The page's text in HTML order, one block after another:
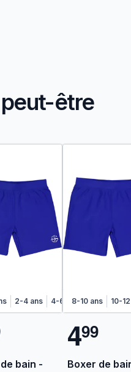
être
2-4 ans 4-6 ans 6-8 ans
bain -
8-10 ans 10-
499
Boxer de